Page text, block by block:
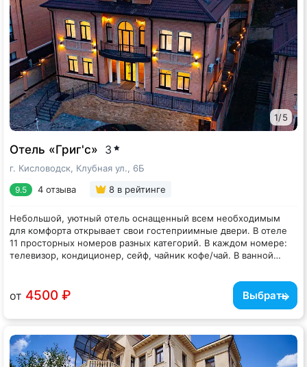
с профессиональным столом и освещением. В мангальной
зоне летом можно приготовить шашлыки. Деловые
мероприятия можно провести в оборудованном конференц-
зале, рассчитанном на 100 мест.
Дети до 3 лет размещаются бесплатно без предоставления
дополнительного места. Могут посещать бассейн с 2-х лет в
сопровождении взрослых.
1/5
Отель «Григ'с» 3
г. Кисловодск, Клубная ул., 6Б
9.5 4 отзыва 8 в рейтинге
Небольшой, уютный отель оснащенный всем необходимым
для комфорта открывает свои гостеприимные двери. В отеле
11 просторных номеров разных категорий. В каждом номере:
телевизор, кондиционер, сейф, чайник кофе/чай. В ванной
халат. Есть номера категории Люкс с террасой/ джакузи. Wi-fi
действует на всей территории отеля. Зона спа включает в себя
сауну, бассейн, комнату отдыха. Имеется парковка на
территории отеля.
от 4500 ₽ Выбрать